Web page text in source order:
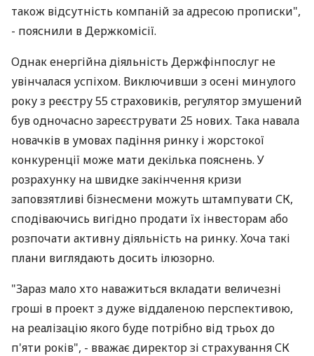
також відсутність компаній за адресою прописки",
- пояснили в Держкомісії.
Однак енергійна діяльність Держфінпослуг не
увінчалася успіхом. Виключивши з осені минулого
року з реєстру 55 страховиків, регулятор змушений
був одночасно зареєструвати 25 нових. Така навала
новачків в умовах падіння ринку і жорстокої
конкуренції може мати декілька пояснень. У
розрахунку на швидке закінчення кризи
заповзятливі бізнесмени можуть штампувати СК,
сподіваючись вигідно продати їх інвесторам або
розпочати активну діяльність на ринку. Хоча такі
плани виглядають досить ілюзорно.
"Зараз мало хто наважиться вкладати величезні
гроші в проект з дуже віддаленою перспективою,
на реалізацію якого буде потрібно від трьох до
п'яти років", - вважає директор зі страхування СК